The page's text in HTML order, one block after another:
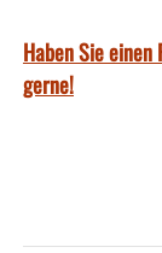
Haben Sie
gerne!